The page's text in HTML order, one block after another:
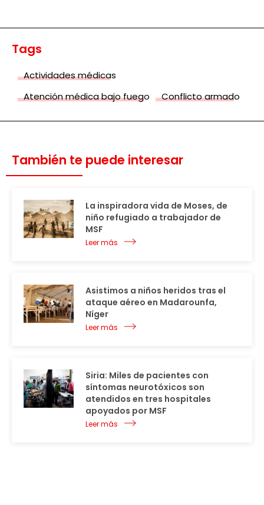
Tags
Actividades médicas
Atención médica bajo fuego
Conflicto armado
También te puede interesar
La inspiradora vida de Moses, de
niño refugiado a trabajador de
MSF
Leer más
Asistimos a niños heridos tras el
ataque aéreo en Madarounfa,
Níger
Leer más
Siria: Miles de pacientes con
síntomas neurotóxicos son
atendidos en tres hospitales
apoyados por MSF
Leer más